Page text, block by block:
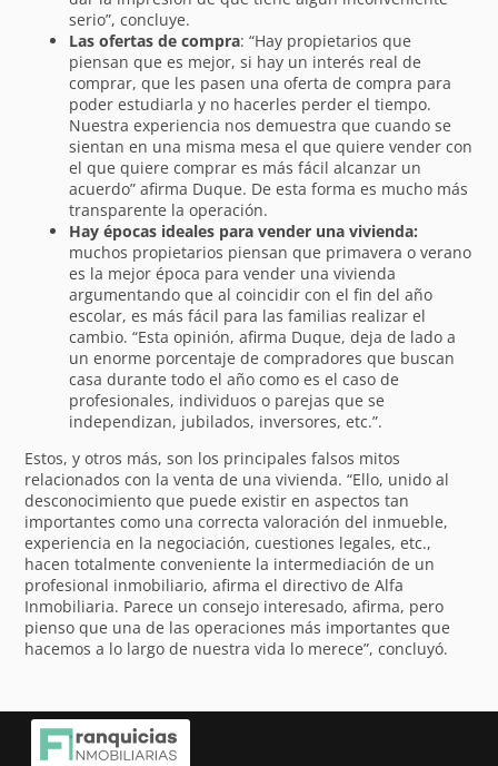
serio”, concluye.
Las ofertas de compra: “Hay propietarios que
piensan que es mejor, si hay un interés real de
comprar, que les pasen una oferta de compra para
poder estudiarla y no hacerles perder el tiempo.
Nuestra experiencia nos demuestra que cuando se
sientan en una misma mesa el que quiere vender con
el que quiere comprar es más fácil alcanzar un
acuerdo” afirma Duque. De esta forma es mucho más
transparente la operación.
Hay épocas ideales para vender una vivienda:
muchos propietarios piensan que primavera o verano
es la mejor época para vender una vivienda
argumentando que al coincidir con el fin del año
escolar, es más fácil para las familias realizar el
cambio. “Esta opinión, afirma Duque, deja de lado a
un enorme porcentaje de compradores que buscan
casa durante todo el año como es el caso de
profesionales, individuos o parejas que se
independizan, jubilados, inversores, etc.”.
Estos, y otros más, son los principales falsos mitos
relacionados con la venta de una vivienda. “Ello, unido al
desconocimiento que puede existir en aspectos tan
importantes como una correcta valoración del inmueble,
experiencia en la negociación, cuestiones legales, etc.,
hacen totalmente conveniente la intermediación de un
profesional inmobiliario, afirma el directivo de Alfa
Inmobiliaria. Parece un consejo interesado, afirma, pero
pienso que una de las operaciones más importantes que
hacemos a lo largo de nuestra vida lo merece”, concluyó.